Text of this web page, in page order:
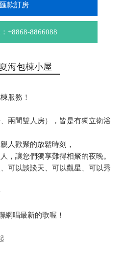
匯款訂房
+8868-8866088
海包棟小屋
服務！
兩間雙人房），皆是有獨立衛浴
人歡聚的放鬆時刻，
，讓您們獨享難得相聚的夜晚。
可以談談天、可以觀星、可以秀
網唱最新的歌喔！